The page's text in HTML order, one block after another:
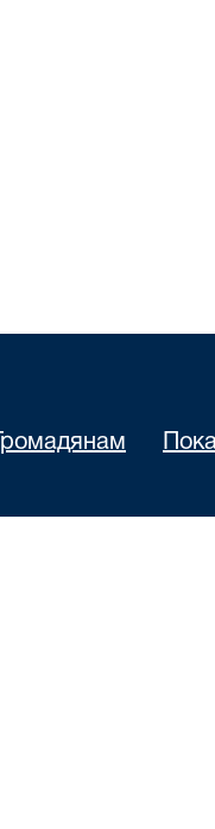
Громадянам